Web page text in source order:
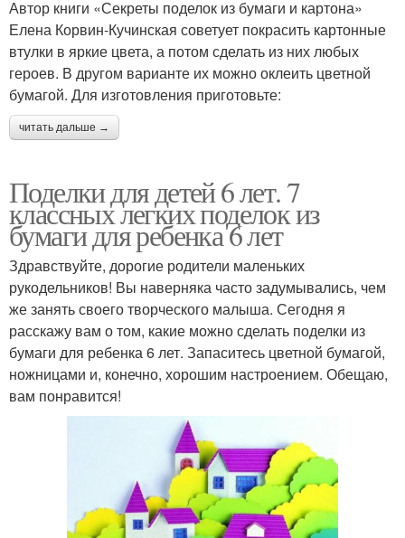
Автор книги «Секреты поделок из бумаги и картона»
Елена Корвин-Кучинская советует покрасить картонные
втулки в яркие цвета, а потом сделать из них любых
героев. В другом варианте их можно оклеить цветной
бумагой. Для изготовления приготовьте:
читать дальше →
Поделки для детей 6 лет. 7
классных легких поделок из
бумаги для ребенка 6 лет
Здравствуйте, дорогие родители маленьких
рукодельников! Вы наверняка часто задумывались, чем
же занять своего творческого малыша. Сегодня я
расскажу вам о том, какие можно сделать поделки из
бумаги для ребенка 6 лет. Запаситесь цветной бумагой,
ножницами и, конечно, хорошим настроением. Обещаю,
вам понравится!